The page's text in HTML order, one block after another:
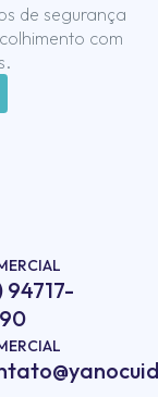
de segurança
com
94717-